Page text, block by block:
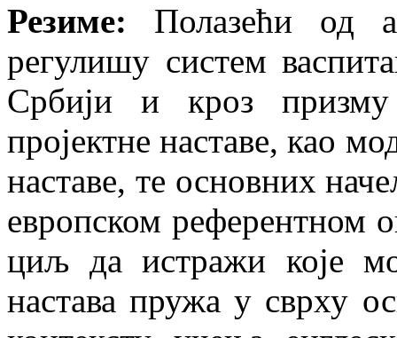
Резиме: Полазећи од
регулишу систем
Србији и кроз призму
пројектне наставе, као
наставе, те основних
европском референтном
циљ да истражи које
настава пружа у сврху